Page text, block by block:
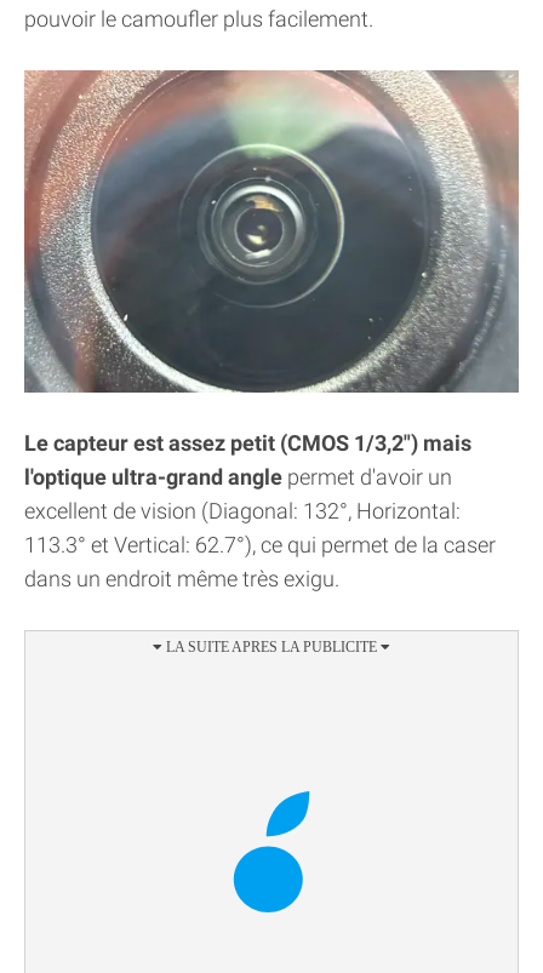
pouvoir le camoufler plus facilement.
Le capteur est assez petit (CMOS 1/3,2") mais
l'optique ultra-grand angle permet d'avoir un
excellent de vision (Diagonal: 132°, Horizontal:
113.3° et Vertical: 62.7°), ce qui permet de la caser
dans un endroit même très exigu.